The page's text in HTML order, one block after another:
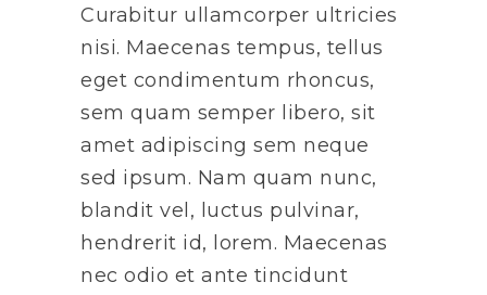
Curabitur ullamcorper ultricies
nisi. Maecenas tempus, tellus
eget condimentum rhoncus,
sem quam semper libero, sit
amet adipiscing sem neque
sed ipsum. Nam quam nunc,
blandit vel, luctus pulvinar,
hendrerit id, lorem. Maecenas
nec odio et ante tincidunt